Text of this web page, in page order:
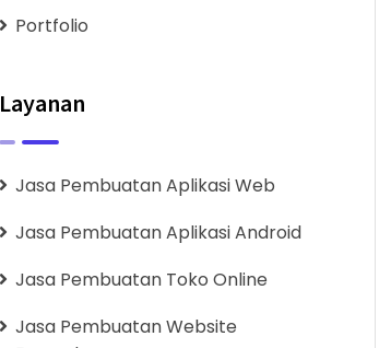
Portfolio
Layanan
Jasa Pembuatan Aplikasi Web
Jasa Pembuatan Aplikasi Android
Jasa Pembuatan Toko Online
Jasa Pembuatan Website